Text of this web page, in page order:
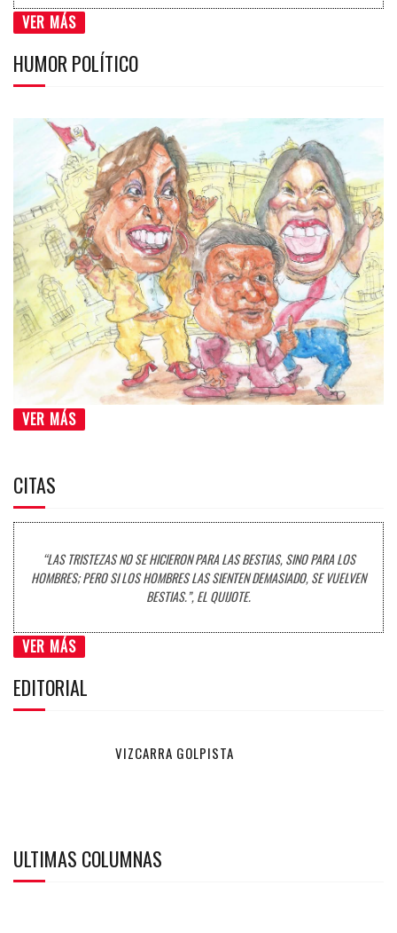
VER MÁS
HUMOR POLÍTICO
VER MÁS
CITAS
“LAS TRISTEZAS NO SE HICIERON PARA LAS BESTIAS, SINO PARA LOS
HOMBRES; PERO SI LOS HOMBRES LAS SIENTEN DEMASIADO, SE VUELVEN
BESTIAS.”, EL QUIJOTE.
VER MÁS
EDITORIAL
VIZCARRA GOLPISTA
ULTIMAS COLUMNAS